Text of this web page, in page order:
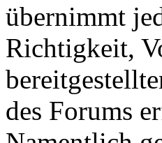
übernimmt
Richtigkeit,
des Forums